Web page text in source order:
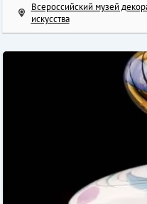
Всероссийский музей
искусства